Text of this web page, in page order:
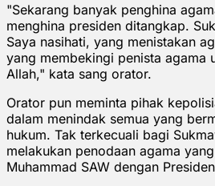
"Sekarang banyak penghina
menghina presiden ditangkap.
Saya nasihati, yang menistakan
yang membekingi penista agama
Allah," kata sang orator.
Orator pun meminta pihak
dalam menindak semua yang
hukum. Tak terkecuali bagi
melakukan penodaan agama
Muhammad SAW dengan